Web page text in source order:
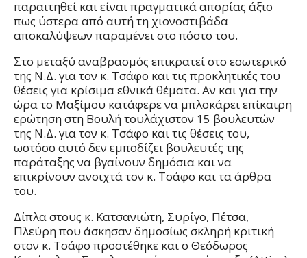
παραιτηθεί και είναι πραγματικά απορίας άξιο
πως ύστερα από αυτή τη χιονοστιβάδα
αποκαλύψεων παραμένει στο πόστο του.
Στο μεταξύ αναβρασμός επικρατεί στο εσωτερικό
της Ν.Δ. για τον κ. Τσάφο και τις προκλητικές του
θέσεις για κρίσιμα εθνικά θέματα. Αν και για την
ώρα το Μαξίμου κατάφερε να μπλοκάρει επίκαιρη
ερώτηση στη Βουλή τουλάχιστον 15 βουλευτών
της Ν.Δ. για τον κ. Τσάφο και τις θέσεις του,
ωστόσο αυτό δεν εμποδίζει βουλευτές της
παράταξης να βγαίνουν δημόσια και να
επικρίνουν ανοιχτά τον κ. Τσάφο και τα άρθρα
του.
Δίπλα στους κ. Κατσανιώτη, Συρίγο, Πέτσα,
Πλεύρη που άσκησαν δημοσίως σκληρή κριτική
στον κ. Τσάφο προστέθηκε και ο Θεόδωρος